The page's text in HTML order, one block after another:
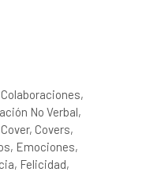
Colaboraciones
No Verbal
Cover Covers
Emociones
Felicidad